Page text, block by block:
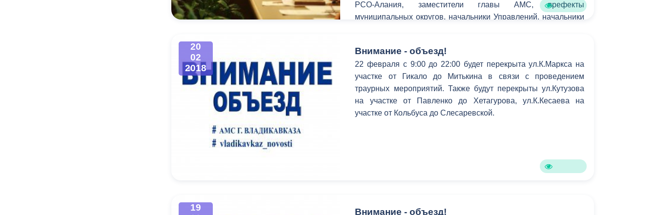
РСО-Алания, заместители главы АМС, префекты
муниципальных округов, начальники Управлений, начальники
20
02
2018
Внимание - объезд!
22 февраля с 9:00 до 22:00 будет перекрыта ул.К.Маркса на
участке от Гикало до Митькина в связи с проведением
траурных мероприятий. Также будут перекрыты ул.Кутузова
на участке от Павленко до Хетагурова, ул.К.Кесаева на
участке от Кольбуса до Слесаревской.
19
Внимание - объезд!